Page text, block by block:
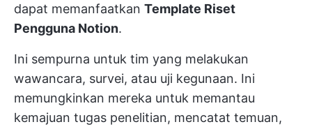
dapat memanfaatkan Template Riset
Pengguna Notion.
Ini sempurna untuk tim yang melakukan
wawancara, survei, atau uji kegunaan. Ini
memungkinkan mereka untuk memantau
kemajuan tugas penelitian, mencatat temuan,